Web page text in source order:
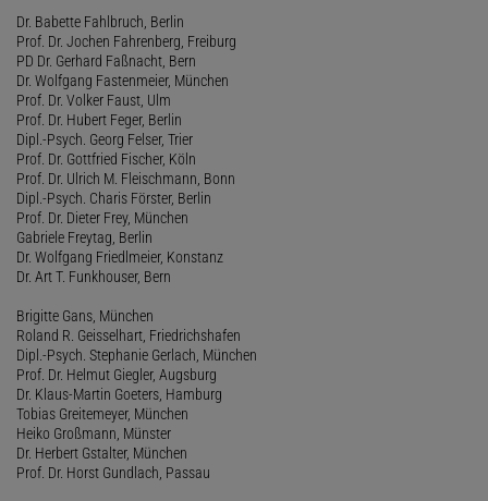
Dr. Babette Fahlbruch, Berlin
Prof. Dr. Jochen Fahrenberg, Freiburg
PD Dr. Gerhard Faßnacht, Bern
Dr. Wolfgang Fastenmeier, München
Prof. Dr. Volker Faust, Ulm
Prof. Dr. Hubert Feger, Berlin
Dipl.-Psych. Georg Felser, Trier
Prof. Dr. Gottfried Fischer, Köln
Prof. Dr. Ulrich M. Fleischmann, Bonn
Dipl.-Psych. Charis Förster, Berlin
Prof. Dr. Dieter Frey, München
Gabriele Freytag, Berlin
Dr. Wolfgang Friedlmeier, Konstanz
Dr. Art T. Funkhouser, Bern
Brigitte Gans, München
Roland R. Geisselhart, Friedrichshafen
Dipl.-Psych. Stephanie Gerlach, München
Prof. Dr. Helmut Giegler, Augsburg
Dr. Klaus-Martin Goeters, Hamburg
Tobias Greitemeyer, München
Heiko Großmann, Münster
Dr. Herbert Gstalter, München
Prof. Dr. Horst Gundlach, Passau